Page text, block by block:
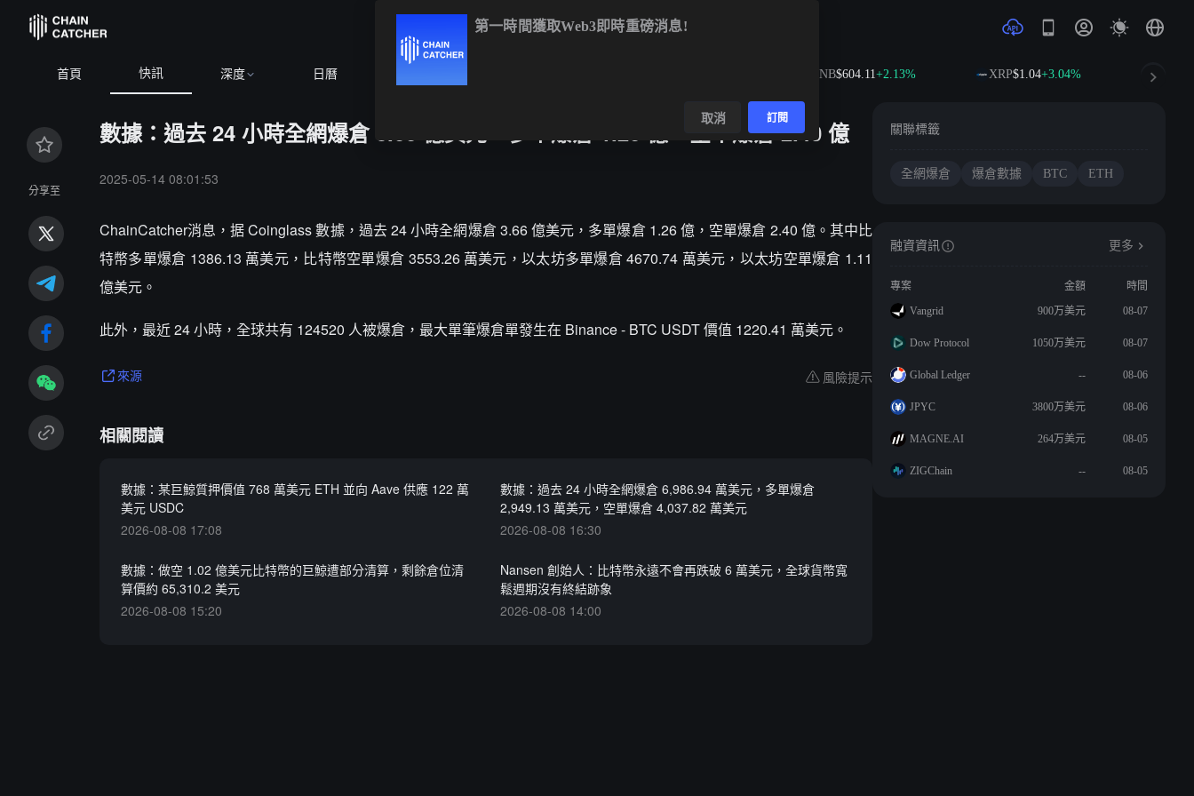
首頁 快訊 深度 日曆 BNB$604.11+2.13% XRP$1.04+3.04%
分享至
數據：過去 24 小時全網爆倉 3.66 億美元，多單爆倉 1.26 億，空單爆倉 2.40 億
2025-05-14 08:01:53
ChainCatcher消息，据 Coinglass 數據，過去 24 小時全網爆倉 3.66 億美元，多單爆倉 1.26 億，空單爆倉 2.40 億。其中比
特幣多單爆倉 1386.13 萬美元，比特幣空單爆倉 3553.26 萬美元，以太坊多單爆倉 4670.74 萬美元，以太坊空單爆倉 1.11
億美元。
此外，最近 24 小時，全球共有 124520 人被爆倉，最大單筆爆倉單發生在 Binance - BTC USDT 價值 1220.41 萬美元。
來源 風險提示
相關閱讀
數據：某巨鯨質押價值 768 萬美元 ETH 並向 Aave 供應 122 萬
美元 USDC
2026-08-08 17:08
數據：過去 24 小時全網爆倉 6,986.94 萬美元，多單爆倉
2,949.13 萬美元，空單爆倉 4,037.82 萬美元
2026-08-08 16:30
數據：做空 1.02 億美元比特幣的巨鯨遭部分清算，剩餘倉位清
算價約 65,310.2 美元
2026-08-08 15:20
Nansen 創始人：比特幣永遠不會再跌破 6 萬美元，全球貨幣寬
鬆週期沒有終結跡象
2026-08-08 14:00
關聯標籤
全網爆倉 爆倉數據 BTC ETH
融資資訊 更多
專案 金額
時間
Vangrid
900万美元 08-07
Dow Protocol 1050万美元 08-07
Global Ledger -- 08-06
JPYC 3800万美元 08-06
MAGNE.AI 264万美元 08-05
ZIGChain -- 08-05
第一時間獲取Web3即時重磅消息!
取消 訂閱